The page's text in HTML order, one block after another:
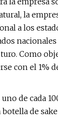
la
a los
Como
con el 1%
de cada
de